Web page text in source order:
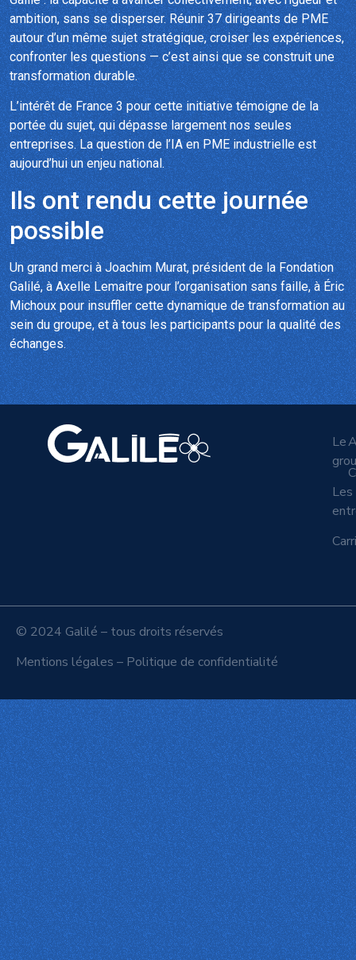
ambition, sans se disperser. Réunir 37 dirigeants de PME
autour d’un même sujet stratégique, croiser les expériences,
confronter les questions — c’est ainsi que se construit une
transformation durable.
L’intérêt de France 3 pour cette initiative témoigne de la
portée du sujet, qui dépasse largement nos seules
entreprises. La question de l’IA en PME industrielle est
aujourd’hui un enjeu national.
Ils ont rendu cette journée
possible
Un grand merci à Joachim Murat, président de la Fondation
Galilé, à Axelle Lemaitre pour l’organisation sans faille, à Éric
Michoux pour insuffler cette dynamique de transformation au
sein du groupe, et à tous les participants pour la qualité des
échanges.
Le
Les
© 2024 Galilé – tous droits réservés
Mentions légales – Politique de confidentialité